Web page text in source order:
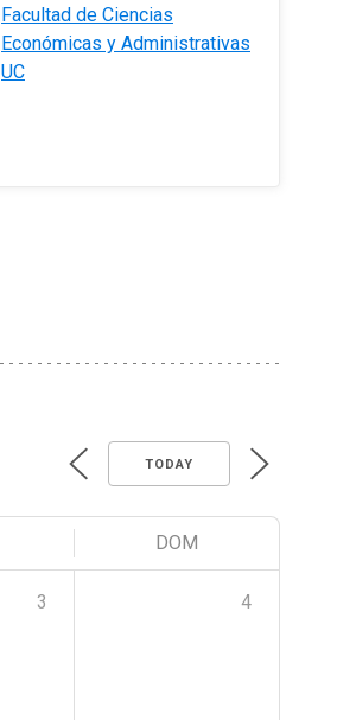
Facultad de Ciencias
Económicas y Administrativas
UC
TODAY
DOM
3 4